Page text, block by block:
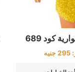
كود 689
295 جنيه